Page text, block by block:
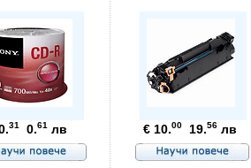
31 0.61 лв € 10.00 19.56 лв